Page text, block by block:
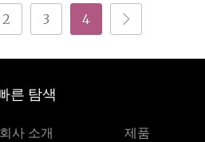
2 3 4
른 탐색
회사 소개 제품